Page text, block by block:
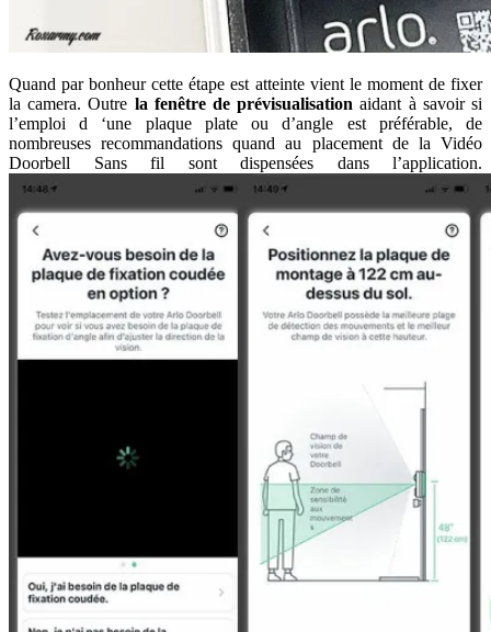
Quand par bonheur cette étape est atteinte vient le moment de fixer
la camera. Outre la fenêtre de prévisualisation aidant à savoir si
l’emploi d ‘une plaque plate ou d’angle est préférable, de
nombreuses recommandations quand au placement de la Vidéo
Doorbell Sans fil sont dispensées dans l’application.